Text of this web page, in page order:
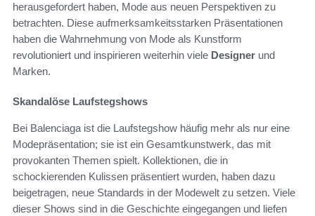
herausgefordert haben, Mode aus neuen Perspektiven zu
betrachten. Diese aufmerksamkeitsstarken Präsentationen
haben die Wahrnehmung von Mode als Kunstform
revolutioniert und inspirieren weiterhin viele Designer und
Marken.
Skandalöse Laufstegshows
Bei Balenciaga ist die Laufstegshow häufig mehr als nur eine
Modepräsentation; sie ist ein Gesamtkunstwerk, das mit
provokanten Themen spielt. Kollektionen, die in
schockierenden Kulissen präsentiert wurden, haben dazu
beigetragen, neue Standards in der Modewelt zu setzen. Viele
dieser Shows sind in die Geschichte eingegangen und liefen